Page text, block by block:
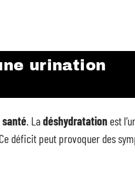
urination
santé. Ladéshydratation est
déficit peut provoquer des